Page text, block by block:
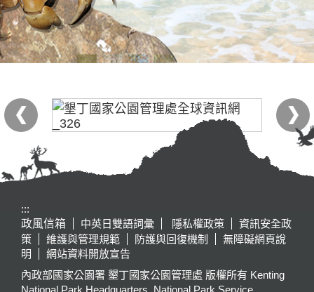
:::
政風信箱
中英日雙語詞彙 隱私權政策
資訊安全政
策
維護與管理規範 防護與回復機制
無障礙網頁說
明
網站資料開放宣告
內政部國家公園署 墾丁國家公園管理處 版權所有 Kenting
National Park Headquarters, National Park Service,